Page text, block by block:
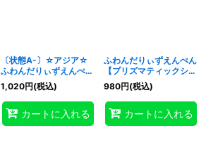
〔状態A-〕☆アジア☆
ふわんだりぃずえんぺん
【プリズマティックシー
クレット】{アジア
BODE-JP017}《モンス
ター》
1,020円(税込)
カートに入れる
ふわんだりぃずえんぺん
【プリズマティックシー
クレット】{BODE-
JP017}《モンスター》
980円(税込)
カートに入れる